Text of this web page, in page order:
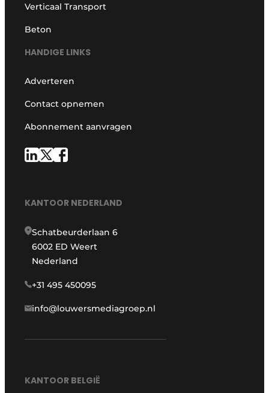
Verticaal Transport
Beton
HANDIGE LINKS
Adverteren
Contact opnemen
Abonnement aanvragen
KANTOOR NEDERLAND
Schatbeurderlaan 6
6002 ED Weert
Nederland
+31 495 450095
info@louwersmediagroep.nl
KANTOOR BELGIË